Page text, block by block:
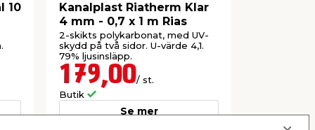
10
Kanalplast Riatherm Klar
4 mm - 0,7 x 1 m Rias
2-skikts polykarbonat, med UV-
skydd på två sidor. U-värde 4,1.
79% ljusinsläpp.
179,00/ st.
Butik
Se mer